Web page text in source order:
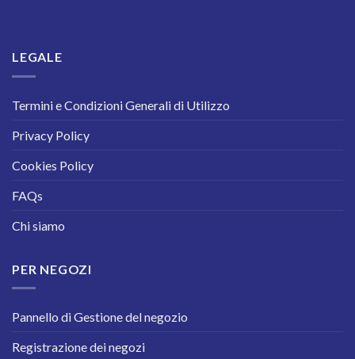
LEGALE
Termini e Condizioni Generali di Utilizzo
Privacy Policy
Cookies Policy
FAQs
Chi siamo
PER NEGOZI
Pannello di Gestione del negozio
Registrazione dei negozi